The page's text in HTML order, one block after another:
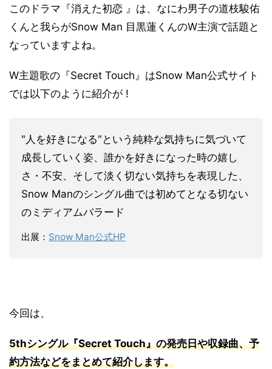
このドラマ『消えた初恋 』は、なにわ男子の道枝駿佑
くんと我らがSnow Man 目黒蓮くんのW主演で話題と
なっていますよね。
W主題歌の『Secret Touch』はSnow Man公式サイト
では以下のように紹介が !
"人を好きになる"という純粋な気持ちに気づいて
成長していく姿、誰かを好きになった時の嬉し
さ・不安、そして淡く切ない気持ちを表現した、
Snow Manのシングル曲では初めてとなる切ない
のミディアムバラード
出展： Snow Man公式HP
今回は、
5thシングル『Secret Touch』の発売日や収録曲、予
約方法などをまとめて紹介します。